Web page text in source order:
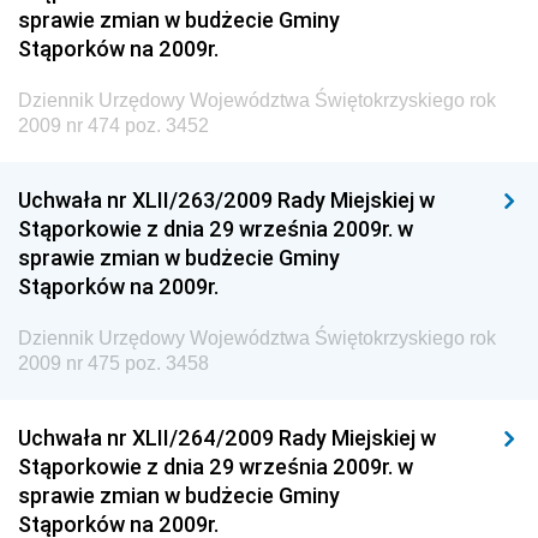
Dziennik Urzędowy Ministra Infrastruktury i Rozwoju
Dziennik Urzędowy Głównego Inspektoratu Ochrony
Środowiska
Dziennik Urzędowy Generalnej Dyrekcji Ochrony
Dziennik Urzędowy Ministerstwa Administracji,
Gospodarki Terenowej i Ochrony Środowiska
Dziennik Urzędowy Ministerstwa Administracji i
Gospodarki Przestrzennej
Dziennik Urzędowy Unii Europejskiej, L
Dziennik Urzędowy Ministerstwa Przemysłu
Chemicznego i Lekkiego
Dziennik Urzędowy Ministerstwa Rolnictwa i
Gospodarki Żywnościowej
sprawie zmian w budżecie Gminy
Stąporków na 2009r.
Dziennik Urzędowy Województwa Świętokrzyskiego rok
2009 nr 474 poz. 3452
Uchwała nr XLII/263/2009 Rady Miejskiej w
Stąporkowie z dnia 29 września 2009r. w
sprawie zmian w budżecie Gminy
Stąporków na 2009r.
Dziennik Urzędowy Województwa Świętokrzyskiego rok
2009 nr 475 poz. 3458
Uchwała nr XLII/264/2009 Rady Miejskiej w
Stąporkowie z dnia 29 września 2009r. w
sprawie zmian w budżecie Gminy
Stąporków na 2009r.